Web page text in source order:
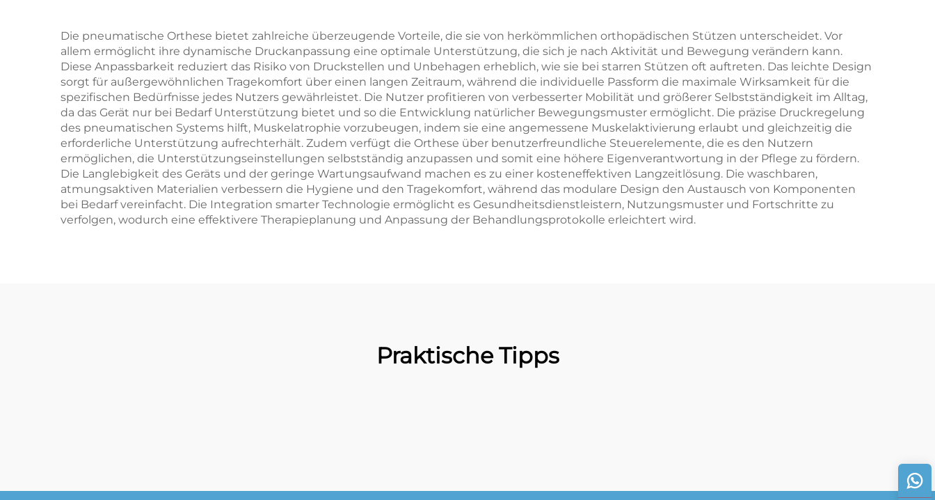
Die pneumatische Orthese bietet zahlreiche überzeugende Vorteile, die sie von herkömmlichen orthopädischen Stützen unterscheidet. Vor
allem ermöglicht ihre dynamische Druckanpassung eine optimale Unterstützung, die sich je nach Aktivität und Bewegung verändern kann.
Diese Anpassbarkeit reduziert das Risiko von Druckstellen und Unbehagen erheblich, wie sie bei starren Stützen oft auftreten. Das leichte Design
sorgt für außergewöhnlichen Tragekomfort über einen langen Zeitraum, während die individuelle Passform die maximale Wirksamkeit für die
spezifischen Bedürfnisse jedes Nutzers gewährleistet. Die Nutzer profitieren von verbesserter Mobilität und größerer Selbstständigkeit im Alltag,
da das Gerät nur bei Bedarf Unterstützung bietet und so die Entwicklung natürlicher Bewegungsmuster ermöglicht. Die präzise Druckregelung
des pneumatischen Systems hilft, Muskelatrophie vorzubeugen, indem sie eine angemessene Muskelaktivierung erlaubt und gleichzeitig die
erforderliche Unterstützung aufrechterhält. Zudem verfügt die Orthese über benutzerfreundliche Steuerelemente, die es den Nutzern
ermöglichen, die Unterstützungseinstellungen selbstständig anzupassen und somit eine höhere Eigenverantwortung in der Pflege zu fördern.
Die Langlebigkeit des Geräts und der geringe Wartungsaufwand machen es zu einer kosteneffektiven Langzeitlösung. Die waschbaren,
atmungsaktiven Materialien verbessern die Hygiene und den Tragekomfort, während das modulare Design den Austausch von Komponenten
bei Bedarf vereinfacht. Die Integration smarter Technologie ermöglicht es Gesundheitsdienstleistern, Nutzungsmuster und Fortschritte zu
verfolgen, wodurch eine effektivere Therapieplanung und Anpassung der Behandlungsprotokolle erleichtert wird.
Praktische Tipps